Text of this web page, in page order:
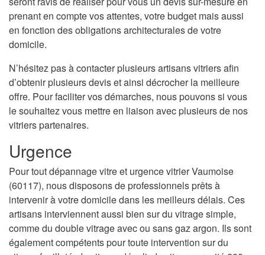
prenant en compte vos attentes, votre budget mais aussi
en fonction des obligations architecturales de votre
domicile.
N’hésitez pas à contacter plusieurs artisans vitriers afin
d’obtenir plusieurs devis et ainsi décrocher la meilleure
offre. Pour faciliter vos démarches, nous pouvons si vous
le souhaitez vous mettre en liaison avec plusieurs de nos
vitriers partenaires.
Urgence
Pour tout dépannage vitre et urgence vitrier Vaumoise
(60117), nous disposons de professionnels prêts à
intervenir à votre domicile dans les meilleurs délais. Ces
artisans interviennent aussi bien sur du vitrage simple,
comme du double vitrage avec ou sans gaz argon. Ils sont
également compétents pour toute intervention sur du